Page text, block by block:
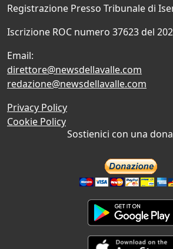
Registrazione Presso Tribunale di
Iscrizione ROC numero 37623 del
Email:
direttore@newsdellavalle.com
redazione@newsdellavalle.com
Privacy Policy
Cookie Policy
Sostienici con una